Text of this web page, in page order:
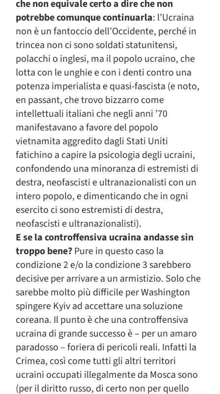
che non equivale certo a dire che non
potrebbe comunque continuarla: l’Ucraina
non è un fantoccio dell’Occidente, perché in
trincea non ci sono soldati statunitensi,
polacchi o inglesi, ma il popolo ucraino, che
lotta con le unghie e con i denti contro una
potenza imperialista e quasi-fascista (e noto,
en passant, che trovo bizzarro come
intellettuali italiani che negli anni ’70
manifestavano a favore del popolo
vietnamita aggredito dagli Stati Uniti
fatichino a capire la psicologia degli ucraini,
confondendo una minoranza di estremisti di
destra, neofascisti e ultranazionalisti con un
intero popolo, e dimenticando che in ogni
esercito ci sono estremisti di destra,
neofascisti e ultranazionalisti).
E se la controffensiva ucraina andasse sin
troppo bene?Pure in questo caso la
condizione 2 e/o la condizione 3 sarebbero
decisive per arrivare a un armistizio. Solo che
sarebbe molto più difficile per Washington
spingere Kyiv ad accettare una soluzione
coreana. Il punto è che una controffensiva
ucraina di grande successo è – per un amaro
paradosso – foriera di pericoli reali. Infatti la
Crimea, così come tutti gli altri territori
ucraini occupati illegalmente da Mosca sono
(per il diritto russo, di certo non per quello